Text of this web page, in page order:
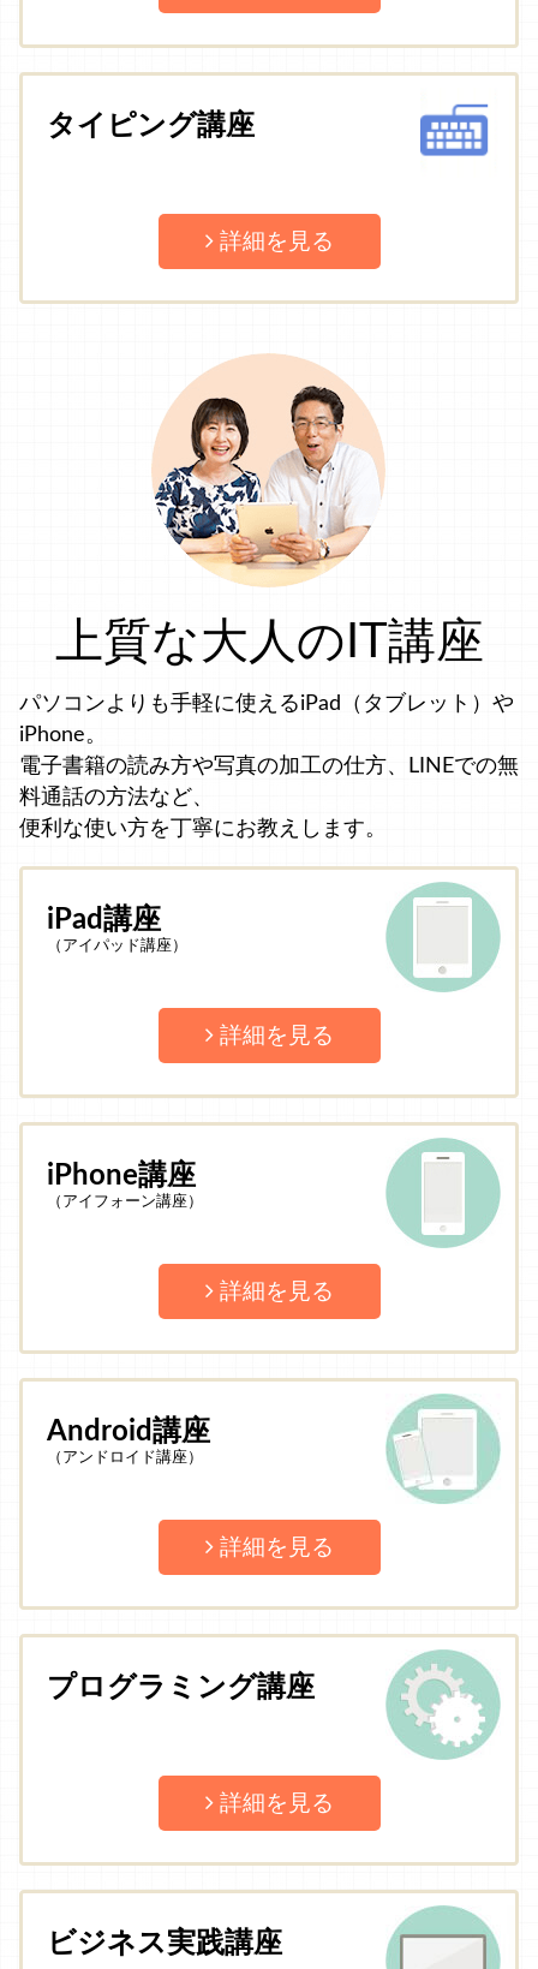
タイピング講座
詳細を見る
上質な大人のIT講座
パソコンよりも手軽に使えるiPad（タブレット）や
iPhone。
電子書籍の読み方や写真の加工の仕方、LINEでの無
料通話の方法など、
便利な使い方を丁寧にお教えします。
iPad講座
（アイパッド講座）
詳細を見る
iPhone講座
（アイフォーン講座）
詳細を見る
Android講座
（アンドロイド講座）
詳細を見る
プログラミング講座
詳細を見る
ビジネス実践講座